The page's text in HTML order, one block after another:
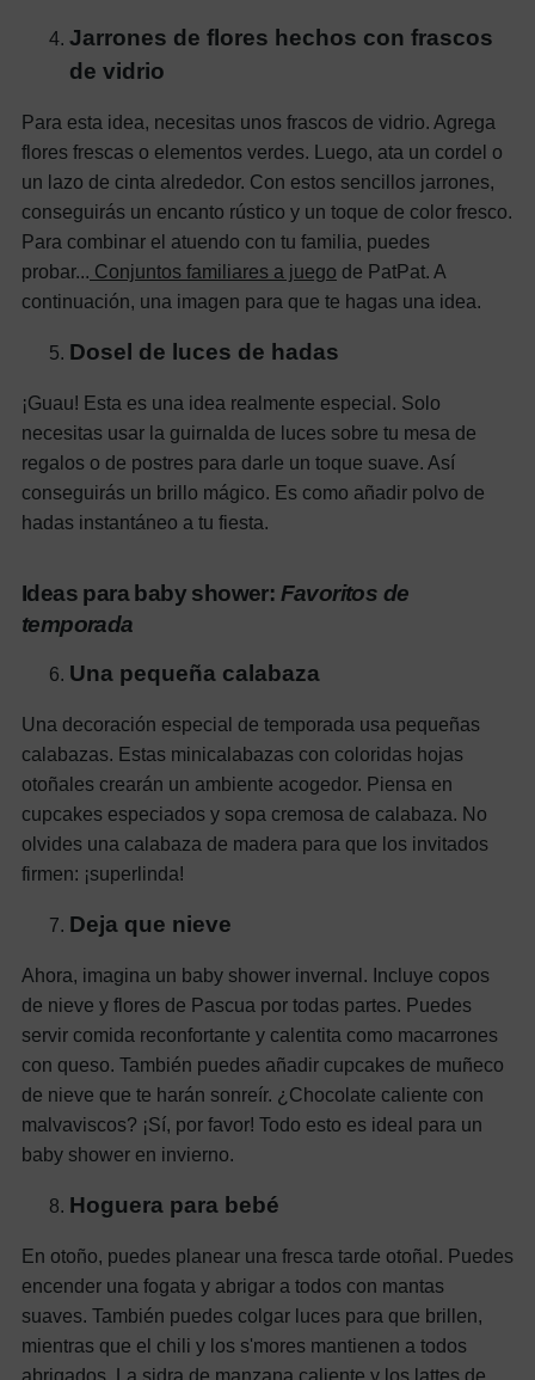
Jarrones de flores hechos con frascos
de vidrio
Para esta idea, necesitas unos frascos de vidrio. Agrega
flores frescas o elementos verdes. Luego, ata un cordel o
un lazo de cinta alrededor. Con estos sencillos jarrones,
conseguirás un encanto rústico y un toque de color fresco.
Para combinar el atuendo con tu familia, puedes
probar... Conjuntos familiares a juego de PatPat. A
continuación, una imagen para que te hagas una idea.
Dosel de luces de hadas
¡Guau! Esta es una idea realmente especial. Solo
necesitas usar la guirnalda de luces sobre tu mesa de
regalos o de postres para darle un toque suave. Así
conseguirás un brillo mágico. Es como añadir polvo de
hadas instantáneo a tu fiesta.
Ideas para baby shower: Favoritos de
temporada
Una pequeña calabaza
Una decoración especial de temporada usa pequeñas
calabazas. Estas minicalabazas con coloridas hojas
otoñales crearán un ambiente acogedor. Piensa en
cupcakes especiados y sopa cremosa de calabaza. No
olvides una calabaza de madera para que los invitados
firmen: ¡superlinda!
Deja que nieve
Ahora, imagina un baby shower invernal. Incluye copos
de nieve y flores de Pascua por todas partes. Puedes
servir comida reconfortante y calentita como macarrones
con queso. También puedes añadir cupcakes de muñeco
de nieve que te harán sonreír. ¿Chocolate caliente con
malvaviscos? ¡Sí, por favor! Todo esto es ideal para un
baby shower en invierno.
Hoguera para bebé
En otoño, puedes planear una fresca tarde otoñal. Puedes
encender una fogata y abrigar a todos con mantas
suaves. También puedes colgar luces para que brillen,
mientras que el chili y los s'mores mantienen a todos
abrigados. La sidra de manzana caliente y los lattes de